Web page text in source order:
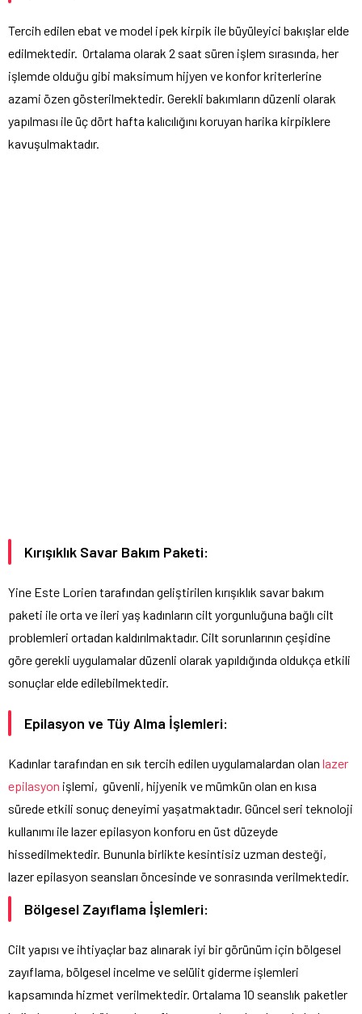
Tercih edilen ebat ve model ipek kirpik ile büyüleyici bakışlar elde
edilmektedir. Ortalama olarak 2 saat süren işlem sırasında, her
işlemde olduğu gibi maksimum hijyen ve konfor kriterlerine
azami özen gösterilmektedir. Gerekli bakımların düzenli olarak
yapılması ile üç dört hafta kalıcılığını koruyan harika kirpiklere
kavuşulmaktadır.
Kırışıklık Savar Bakım Paketi:
Yine Este Lorien tarafından geliştirilen kırışıklık savarbakım
paketi ile orta ve ileri yaş kadınların cilt yorgunluğuna bağlı cilt
problemleri ortadan kaldırılmaktadır. Cilt sorunlarının çeşidine
göre gerekli uygulamalar düzenli olarak yapıldığında oldukça etkili
sonuçlar elde edilebilmektedir.
Epilasyon ve Tüy Alma İşlemleri:
Kadınlar tarafından en sık tercih edilen uygulamalardan olan lazer
epilasyon işlemi, güvenli, hijyenik ve mümkün olan en kısa
sürede etkili sonuç deneyimi yaşatmaktadır. Güncel seri teknoloji
kullanımı ile lazer epilasyon konforu en üst düzeyde
hissedilmektedir. Bununla birlikte kesintisiz uzman desteği,
lazer epilasyon seansları öncesinde ve sonrasında verilmektedir.
Bölgesel Zayıflama İşlemleri:
Cilt yapısı ve ihtiyaçlar baz alınarak iyi bir görünüm için bölgesel
zayıflama, bölgesel incelme ve selülit giderme işlemleri
kapsamında hizmet verilmektedir. Ortalama 10 seanslık paketler